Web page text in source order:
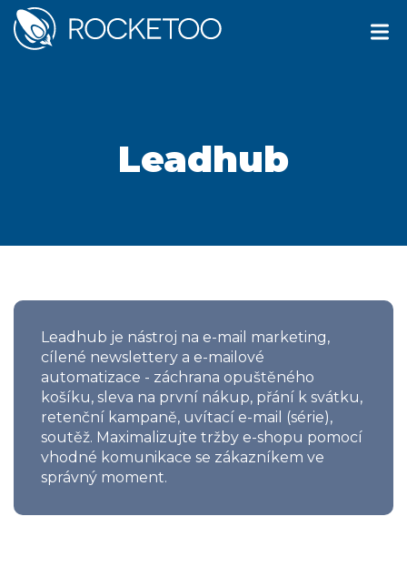
Leadhub
Leadhub je nástroj na e-mail marketing,
cílené newslettery a e-mailové
automatizace - záchrana opuštěného
košíku, sleva na první nákup, přání k svátku,
retenční kampaně, uvítací e-mail (série),
soutěž. Maximalizujte tržby e-shopu pomocí
vhodné komunikace se zákazníkem ve
správný moment.